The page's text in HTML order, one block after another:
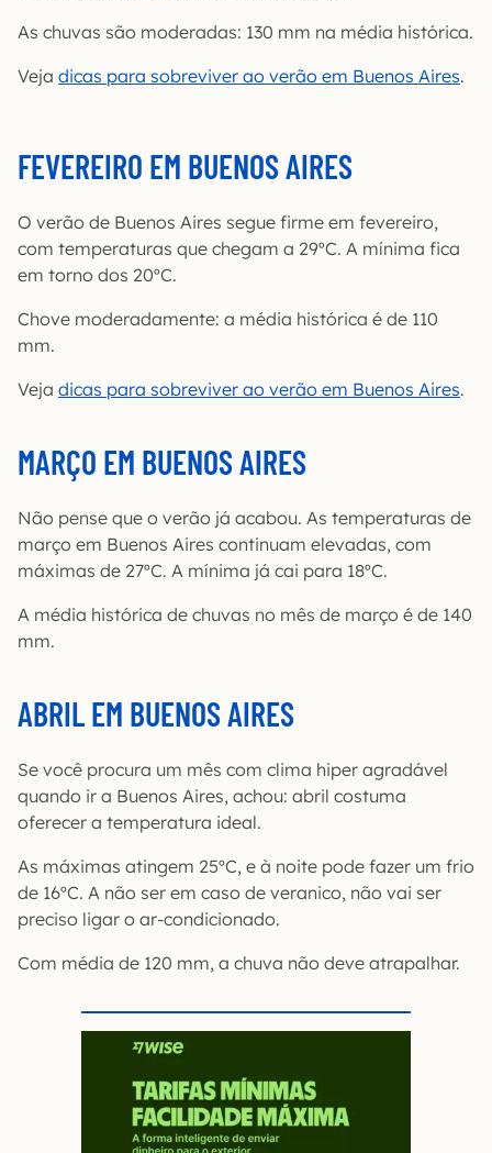
As chuvas são moderadas: 130 mm na média histórica.
Veja dicas para sobreviver ao verão em Buenos Aires.
FEVEREIRO EM BUENOS AIRES
O verão de Buenos Aires segue firme em fevereiro,
com temperaturas que chegam a 29ºC. A mínima fica
em torno dos 20ºC.
Chove moderadamente: a média histórica é de 110
mm.
Veja dicas para sobreviver ao verão em Buenos Aires.
MARÇO EM BUENOS AIRES
Não pense que o verão já acabou. As temperaturas de
março em Buenos Aires continuam elevadas, com
máximas de 27ºC. A mínima já cai para 18ºC.
A média histórica de chuvas no mês de março é de 140
mm.
ABRIL EM BUENOS AIRES
Se você procura um mês com clima hiper agradável
quando ir a Buenos Aires, achou: abril costuma
oferecer a temperatura ideal.
As máximas atingem 25ºC, e à noite pode fazer um frio
de 16ºC. A não ser em caso de veranico, não vai ser
preciso ligar o ar-condicionado.
Com média de 120 mm, a chuva não deve atrapalhar.